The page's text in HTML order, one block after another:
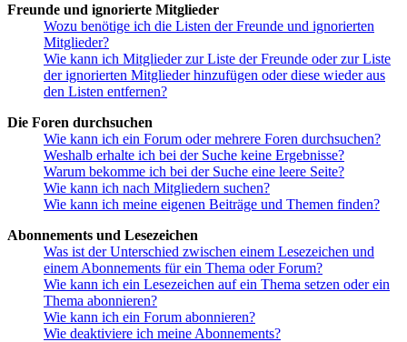
Freunde und ignorierte Mitglieder
Wozu benötige ich die Listen der Freunde und ignorierten
Mitglieder?
Wie kann ich Mitglieder zur Liste der Freunde oder zur Liste
der ignorierten Mitglieder hinzufügen oder diese wieder aus
den Listen entfernen?
Die Foren durchsuchen
Wie kann ich ein Forum oder mehrere Foren durchsuchen?
Weshalb erhalte ich bei der Suche keine Ergebnisse?
Warum bekomme ich bei der Suche eine leere Seite?
Wie kann ich nach Mitgliedern suchen?
Wie kann ich meine eigenen Beiträge und Themen finden?
Abonnements und Lesezeichen
Was ist der Unterschied zwischen einem Lesezeichen und
einem Abonnements für ein Thema oder Forum?
Wie kann ich ein Lesezeichen auf ein Thema setzen oder ein
Thema abonnieren?
Wie kann ich ein Forum abonnieren?
Wie deaktiviere ich meine Abonnements?